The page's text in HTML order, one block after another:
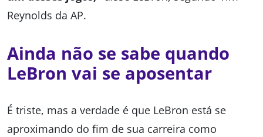
Reynolds da AP.
Ainda não se sabe quando
LeBron vai se aposentar
É triste, mas a verdade é que LeBron está se
aproximando do fim de sua carreira como